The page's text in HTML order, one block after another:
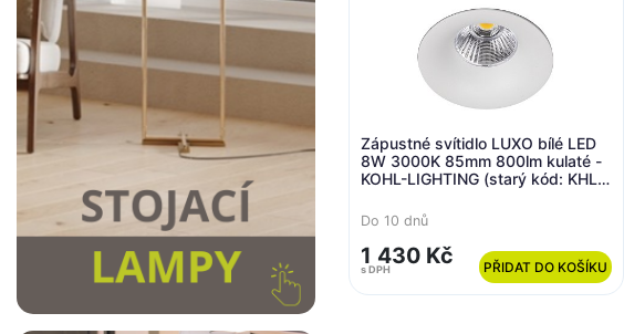
Zápustné svítidlo LUXO bílé LED
8W 3000K 85mm 800lm kulaté -
KOHL-LIGHTING (starý kód: KHL
Do 10 dnů
1 430 Kč
s DPH PŘIDAT DO KOŠÍKU